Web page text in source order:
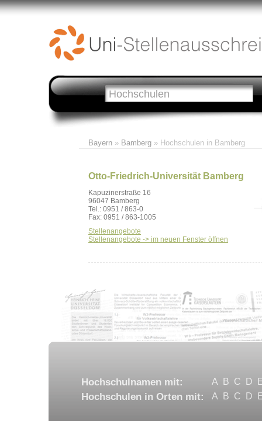
Bayern » Bamberg » Hochschulen in Bamberg
Otto-Friedrich-Universität Bamberg
Kapuzinerstraße 16
96047 Bamberg
Tel.: 0951 / 863-0
Fax: 0951 / 863-1005
Stellenangebote
Stellenangebote -> im neuen Fenster öffnen
Hochschulnamen mit: A B C D
Hochschulen in Orten mit: A B C D